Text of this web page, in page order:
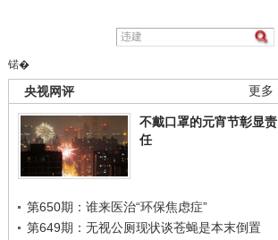
锘�
更多
央视网评
不戴口罩的元宵节彰显责
任
第650期：谁来医治“环保焦虑症”
第649期：无视公厕现状谈苍蝇是本末倒置